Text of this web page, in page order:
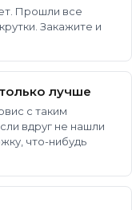
Прошли все
Закажите и
лучше
с таким
вдруг не нашли
что-нибудь